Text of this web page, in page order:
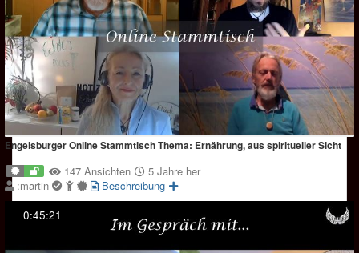
Engelsburger Online Stammtisch Thema: Ernährung, aus spiritueller Sicht
147 Ansichten
5 Jahre her
:martin
Beschreibung
0:45:21